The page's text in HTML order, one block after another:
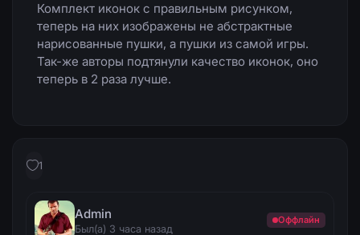
Комплект иконок с правильным рисунком,
теперь на них изображены не абстрактные
нарисованные пушки, а пушки из самой игры.
Так-же авторы подтянули качество иконок, оно
теперь в 2 раза лучше.
1
Admin
Был(а) 3 часа назад
Оффлайн